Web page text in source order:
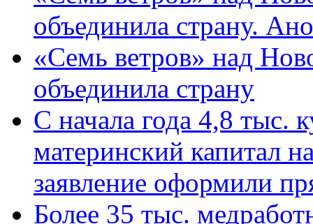
объединила страну.
«Семь ветров» над
объединила страну
С начала года 4,8 тыс.
материнский капитал
заявление оформили
Более 35 тыс.